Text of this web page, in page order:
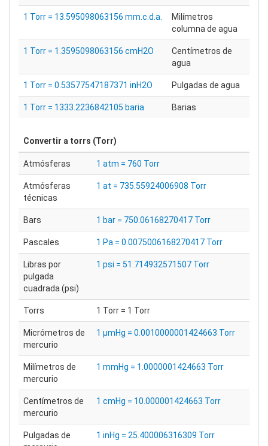
1 Torr = 13.595098063156 mm.c.d.a.
Milímetros
columna de agua
1 Torr = 1.3595098063156 cmH2O
Centímetros de
agua
1 Torr = 0.53577547187371 inH2O Pulgadas de agua
1 Torr = 1333.2236842105 baria Barias
Convertir a torrs (Torr)
Atmósferas 1 atm = 760 Torr
Atmósferas
técnicas
1 at = 735.55924006908 Torr
Bars 1 bar = 750.06168270417 Torr
Pascales 1 Pa = 0.0075006168270417 Torr
Libras por
pulgada
cuadrada (psi)
1 psi = 51.714932571507 Torr
Torrs 1 Torr = 1 Torr
Micrómetros de
mercurio
1 μmHg = 0.0010000001424663 Torr
Milímetros de
mercurio
1 mmHg = 1.0000001424663 Torr
Centímetros de
mercurio
1 cmHg = 10.000001424663 Torr
Pulgadas de
1 inHg = 25.400006316309 Torr